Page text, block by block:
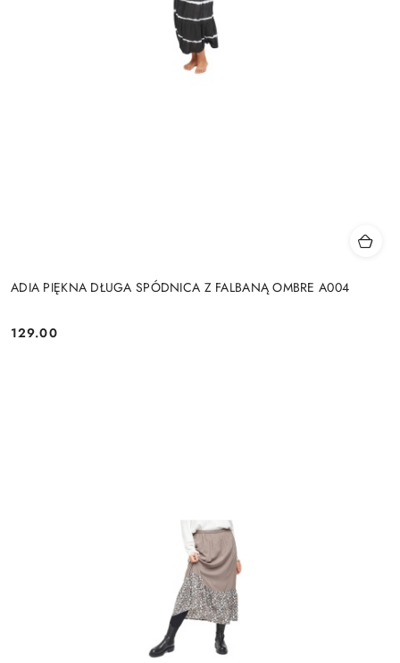
ADIA PIĘKNA DŁUGA SPÓDNICA Z FALBANĄ OMBRE A004
Cena:
129.00